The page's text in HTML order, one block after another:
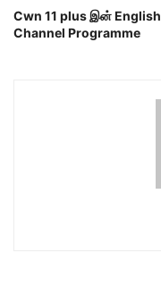
Cwn 11 plus இன் English
Channel Programme